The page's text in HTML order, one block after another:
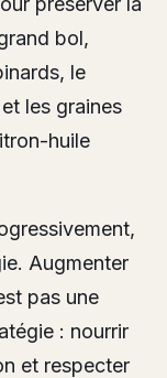
bol,
le
les graines
huile
Augmenter
pas une
: nourrir
et respecter